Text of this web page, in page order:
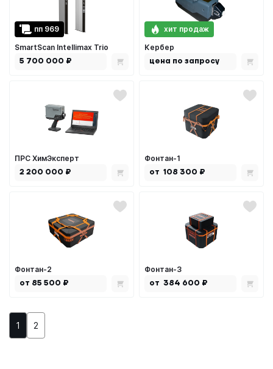
SmartScan Intellimax Trio
5 700 000 ₽
пп 969
Кербер
цена по запросу
хит продаж
ПРС ХимЭксперт
2 200 000 ₽
Фонтан-1
от 108 300 ₽
Фонтан-2
от 85 500 ₽
Фонтан-3
от 384 600 ₽
1 2